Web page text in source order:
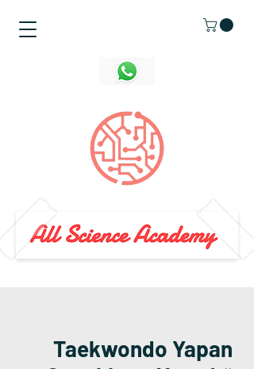
Taekwondo Yapan